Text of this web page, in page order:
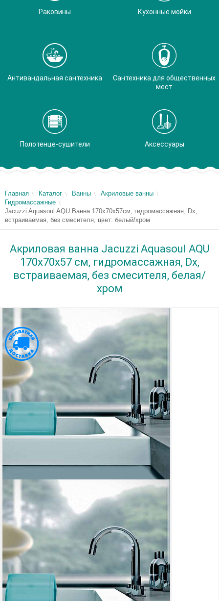
Раковины Кухонные мойки
Антивандальная сантехника
Сантехника для общественных
мест
Полотенце-сушители Аксессуары
Главная Каталог Ванны
Акриловые ванны
Гидромассажные
Jacuzzi Aquasoul AQU Ванна 170x70x57см, гидромассажная, Dx,
встраиваемая, без смесителя, цвет: белый/хром
Акриловая ванна Jacuzzi Aquasoul AQU
170x70x57 см, гидромассажная, Dx,
встраиваемая, без смесителя, белая/
хром